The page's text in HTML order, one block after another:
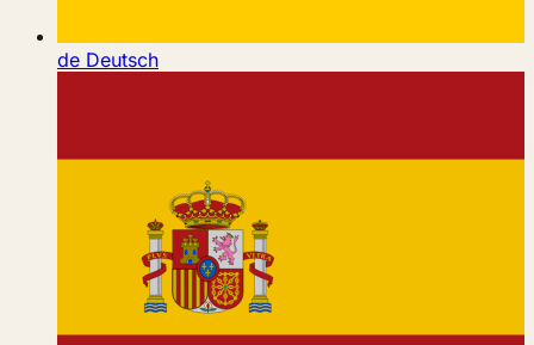
de Deutsch